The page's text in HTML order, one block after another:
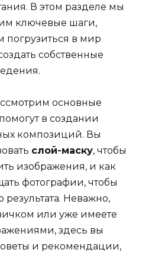
В этом разделе мы
ключевые шаги,
погрузиться в мир
собственные
основные
в создании
композиций. Вы
слой-маску, чтобы
изображения, и как
фотографии, чтобы
Неважно,
или уже имеете
здесь вы
и рекомендации,